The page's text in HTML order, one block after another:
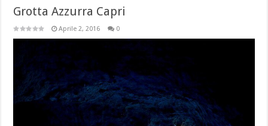
Grotta Azzurra Capri
Aprile 2, 2016 0